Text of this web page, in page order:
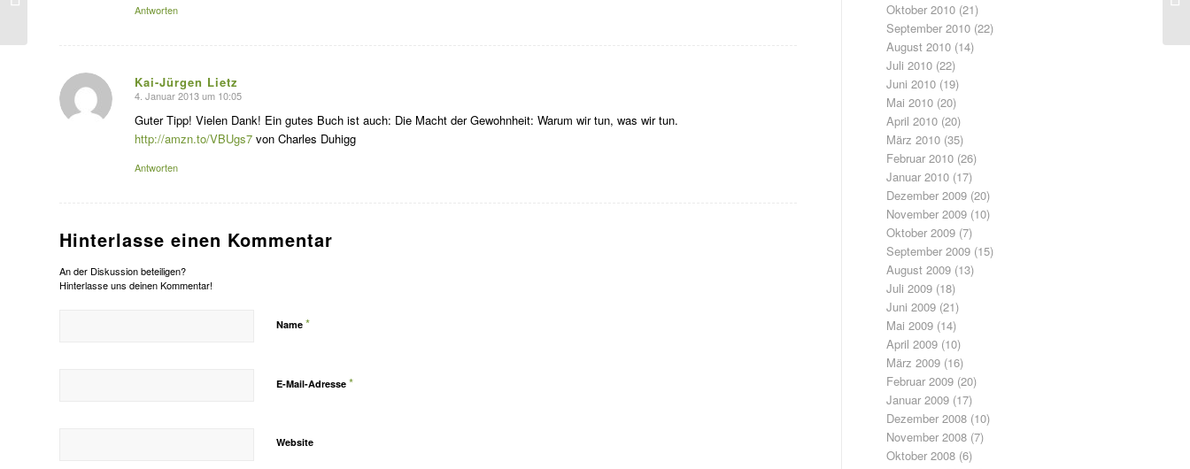
Antworten
Kai-Jürgen Lietz
s
agte:
4. Januar 2013 um 10:05
Guter Tipp! Vielen Dank! Ein gutes Buch ist auch: Die Macht der Gewohnheit: Warum wir tun, was wir tun.
http://amzn.to/VBUgs7 von Charles Duhigg
Antworten
Hinterlasse einen Kommentar
An der Diskussion beteiligen?
Hinterlasse uns deinen Kommentar!
Name *
E-Mail-Adresse *
Website
Oktober 2010 (21)
September 2010 (22)
August 2010 (14)
Juli 2010 (22)
Juni 2010 (19)
Mai 2010 (20)
April 2010 (20)
März 2010 (35)
Februar 2010 (26)
Januar 2010 (17)
Dezember 2009 (20)
November 2009 (10)
Oktober 2009 (7)
September 2009 (15)
August 2009 (13)
Juli 2009 (18)
Juni 2009 (21)
Mai 2009 (14)
April 2009 (10)
März 2009 (16)
Februar 2009 (20)
Januar 2009 (17)
Dezember 2008 (10)
November 2008 (7)
Oktober 2008 (6)